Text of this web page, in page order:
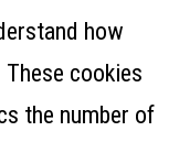
how
cookies
the number of